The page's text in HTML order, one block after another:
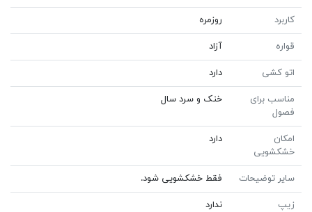
کاربرد روزمره
قواره آزاد
اتو کشی دارد
مناسب برای
فصول
خنک و سرد سال
امکان
خشکشویی
دارد
سایر توضیحات فقط خشکشویی شود.
زیپ ندارد